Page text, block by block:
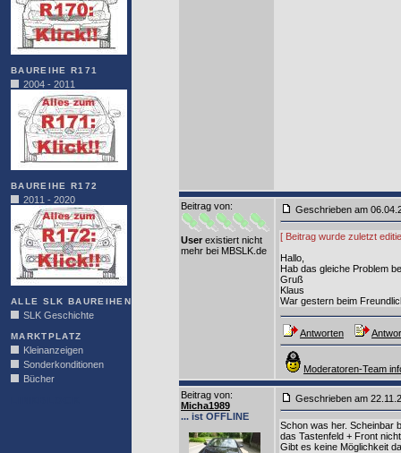
BAUREIHE R171
2004 - 2011
BAUREIHE R172
2011 - 2020
ALLE SLK BAUREIHEN
SLK Geschichte
MARKTPLATZ
Kleinanzeigen
Sonderkonditionen
Bücher
Beitrag von:
User existiert nicht
mehr bei MBSLK.de
Geschrieben am
[ Beitrag wurde zuletzt
Hallo,
Hab das gleiche Problem
Gruß
Klaus
War gestern beim
Antworten
Moderatoren-Team
Beitrag von:
Micha1989
... ist OFFLINE
Geschrieben am
Schon was her. Scheinbar
das Tastenfeld + Front
Gibt es keine Möglichkeit